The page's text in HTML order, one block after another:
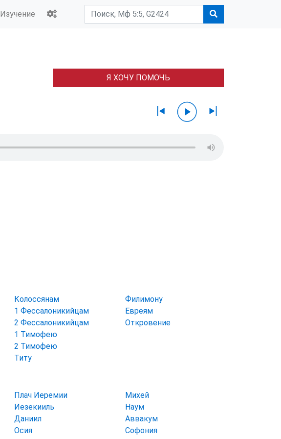
Изучение
Я ХОЧУ ПОМОЧЬ
Колоссянам
1 Фессалоникийцам
2 Фессалоникийцам
1 Тимофею
2 Тимофею
Титу
Филимону
Евреям
Откровение
Плач Иеремии
Иезекииль
Даниил
Осия
Михей
Наум
Аввакум
Софония